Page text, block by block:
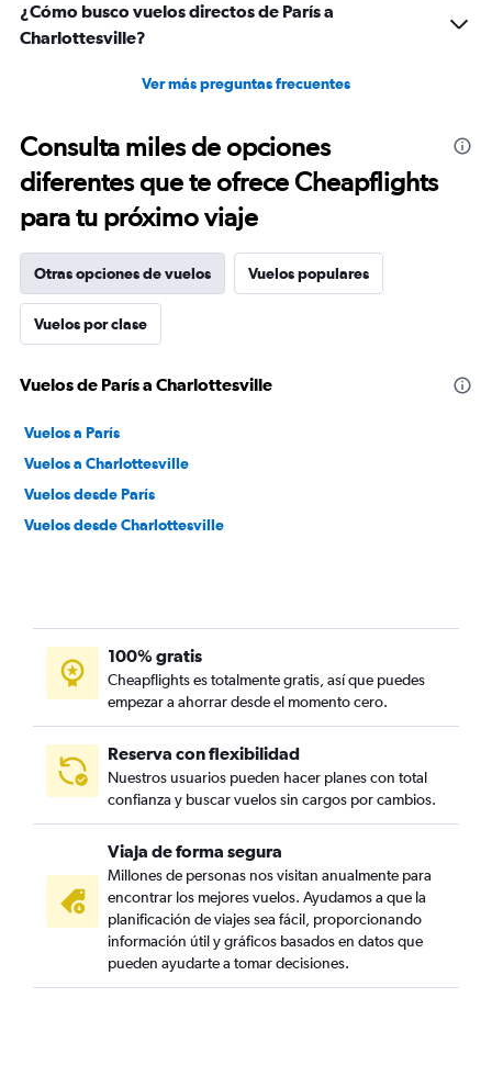
¿Cómo busco vuelos directos de París a
Charlottesville?
Ver más preguntas frecuentes
Consulta miles de opciones
diferentes que te ofrece Cheapflights
para tu próximo viaje
Otras opciones de vuelos Vuelos populares
Vuelos por clase
Vuelos de París a Charlottesville
Vuelos a París
Vuelos a Charlottesville
Vuelos desde París
Vuelos desde Charlottesville
100% gratis
Cheapflights es totalmente gratis, así que puedes
empezar a ahorrar desde el momento cero.
Reserva con flexibilidad
Nuestros usuarios pueden hacer planes con total
confianza y buscar vuelos sin cargos por cambios.
Viaja de forma segura
Millones de personas nos visitan anualmente para
encontrar los mejores vuelos. Ayudamos a que la
planificación de viajes sea fácil, proporcionando
información útil y gráficos basados en datos que
pueden ayudarte a tomar decisiones.